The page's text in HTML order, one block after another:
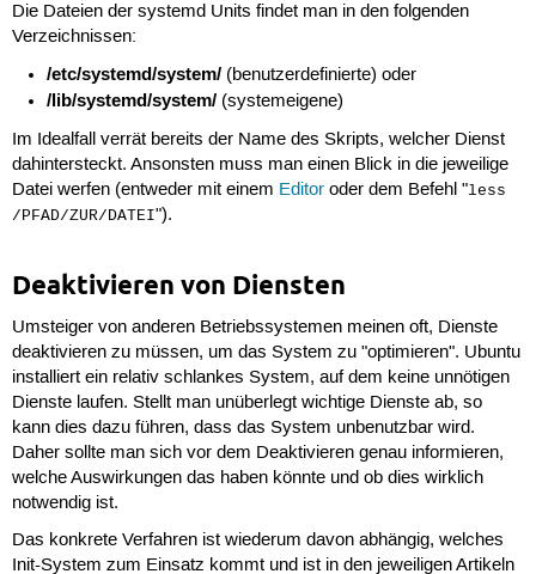
Die Dateien der systemd Units findet man in den folgenden
Verzeichnissen:
/etc/systemd/system/ (benutzerdefinierte) oder
/lib/systemd/system/ (systemeigene)
Im Idealfall verrät bereits der Name des Skripts, welcher Dienst
dahintersteckt. Ansonsten muss man einen Blick in die jeweilige
Datei werfen (entweder mit einem Editoroder dem Befehl "less
/PFAD/ZUR/DATEI").
Deaktivieren von Diensten
Umsteiger von anderen Betriebssystemen meinen oft, Dienste
deaktivieren zu müssen, um das System zu "optimieren". Ubuntu
installiert ein relativ schlankes System, auf dem keine unnötigen
Dienste laufen. Stellt man unüberlegt wichtige Dienste ab, so
kann dies dazu führen, dass das System unbenutzbar wird.
Daher sollte man sich vor dem Deaktivieren genau informieren,
welche Auswirkungen das haben könnte und ob dies wirklich
notwendig ist.
Das konkrete Verfahren ist wiederum davon abhängig, welches
Init-System zum Einsatz kommt und ist in den jeweiligen Artikeln